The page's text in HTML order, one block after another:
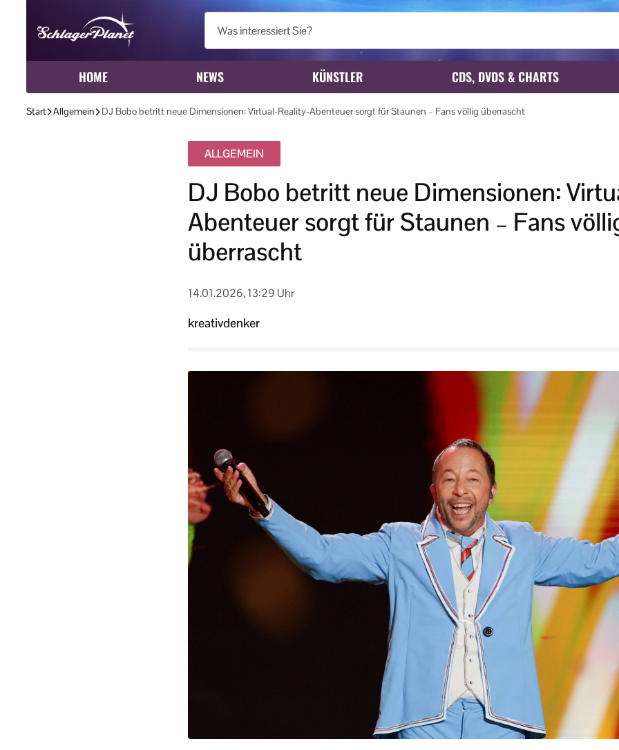
HOME NEWS KÜNSTLER CDS, DVDS & CHARTS
Start Allgemein DJ Bobo betritt neue Dimensionen: Virtual-Reality-Abenteuer sorgt für Staunen – Fans völlig überrascht
ALLGEMEIN
DJ Bobo betritt neue Dimensionen:
Abenteuer sorgt für Staunen – Fans
überrascht
14.01.2026, 13:29 Uhr
kreativdenker